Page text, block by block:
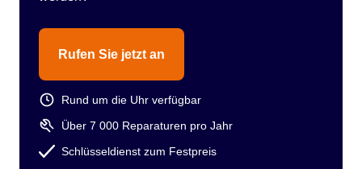
Rufen Sie jetzt an
Rund um die Uhr verfügbar
Über 7 000 Reparaturen pro Jahr
Schlüsseldienst zum Festpreis